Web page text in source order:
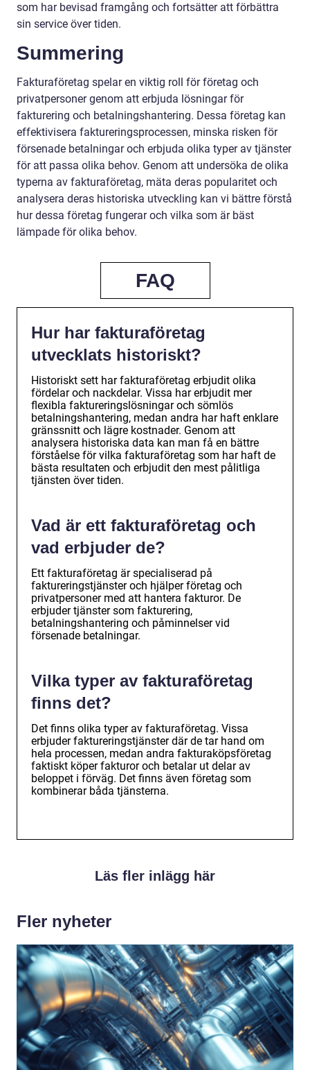
som har bevisad framgång och fortsätter att förbättra
sin service över tiden.
Summering
Fakturaföretag spelar en viktig roll för företag och
privatpersoner genom att erbjuda lösningar för
fakturering och betalningshantering. Dessa företag kan
effektivisera faktureringsprocessen, minska risken för
försenade betalningar och erbjuda olika typer av tjänster
för att passa olika behov. Genom att undersöka de olika
typerna av fakturaföretag, mäta deras popularitet och
analysera deras historiska utveckling kan vi bättre förstå
hur dessa företag fungerar och vilka som är bäst
lämpade för olika behov.
FAQ
Hur har fakturaföretag
utvecklats historiskt?
Historiskt sett har fakturaföretag erbjudit olika
fördelar och nackdelar. Vissa har erbjudit mer
flexibla faktureringslösningar och sömlös
betalningshantering, medan andra har haft enklare
gränssnitt och lägre kostnader. Genom att
analysera historiska data kan man få en bättre
förståelse för vilka fakturaföretag som har haft de
bästa resultaten och erbjudit den mest pålitliga
tjänsten över tiden.
Vad är ett fakturaföretag och
vad erbjuder de?
Ett fakturaföretag är specialiserad på
faktureringstjänster och hjälper företag och
privatpersoner med att hantera fakturor. De
erbjuder tjänster som fakturering,
betalningshantering och påminnelser vid
försenade betalningar.
Vilka typer av fakturaföretag
finns det?
Det finns olika typer av fakturaföretag. Vissa
erbjuder faktureringstjänster där de tar hand om
hela processen, medan andra fakturaköpsföretag
faktiskt köper fakturor och betalar ut delar av
beloppet i förväg. Det finns även företag som
kombinerar båda tjänsterna.
Läs fler inlägg här
Fler nyheter